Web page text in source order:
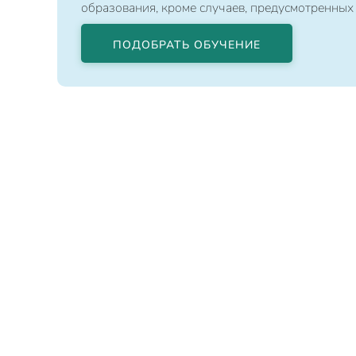
образования, кроме случаев,
ПОДОБРАТЬ ОБУЧЕНИЕ